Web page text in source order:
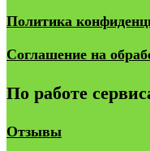
Политика
Соглашение на
По работе
Отзывы